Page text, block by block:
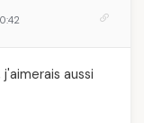
aussi